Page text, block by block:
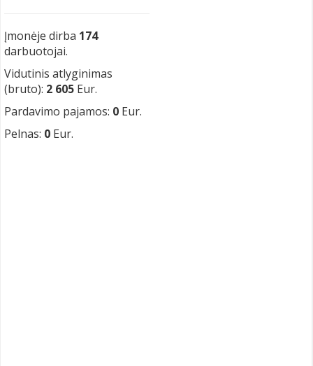
Įmonėje dirba 174
darbuotojai.
Vidutinis atlyginimas
(bruto): 2 605 Eur.
Pardavimo pajamos: 0 Eur.
Pelnas: 0 Eur.